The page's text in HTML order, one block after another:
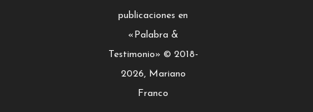
publicaciones en
«Palabra &
Testimonio» © 2018-
2026, Mariano
Franco